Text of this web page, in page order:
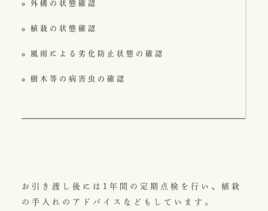
外構の状態確認
植栽の状態確認
風雨による劣化防止状態の確認
樹木等の病害虫の確認
お引き渡し後には1年間の定期点検を行い、植栽
の手入れのアドバイスなどもしています。